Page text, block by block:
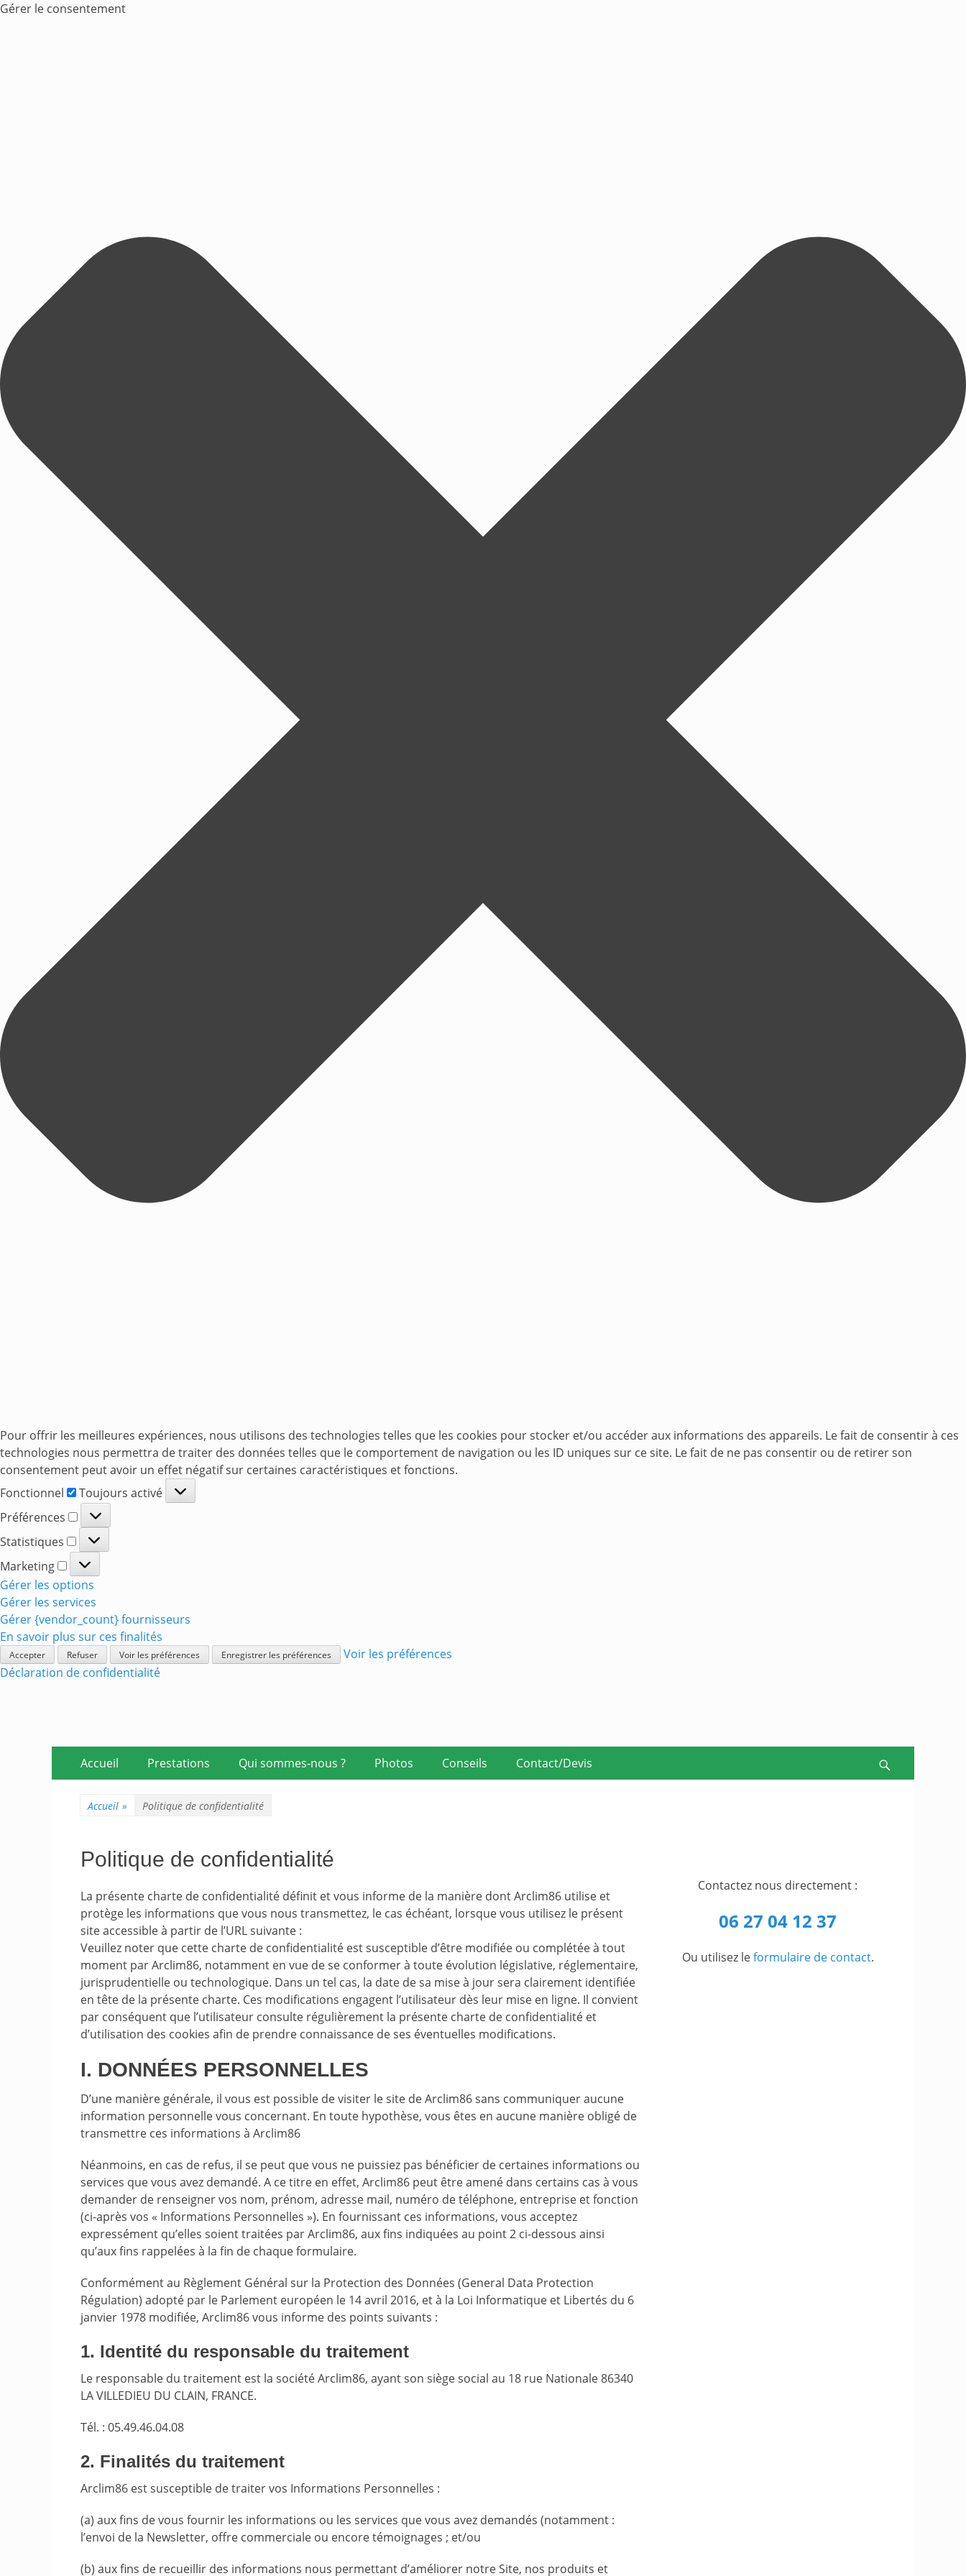
Gérer le consentement
Pour offrir les meilleures expériences, nous utilisons des technologies telles que les cookies pour stocker et/ou accéder aux informations des appareils. Le fait de consentir à ces
technologies nous permettra de traiter des données telles que le comportement de navigation ou les ID uniques sur ce site. Le fait de ne pas consentir ou de retirer son
consentement peut avoir un effet négatif sur certaines caractéristiques et fonctions.
Fonctionnel
Fonctionnel
Toujours activé
Préférences
Préférences
Statistiques
Statistiques
Marketing
Marketing
Gérer les options
Gérer les services
Gérer {vendor_count} fournisseurs
En savoir plus sur ces finalités
Accepter Refuser Voir les préférences Enregistrer les préférences
Voir les préférences
Déclaration de confidentialité
Premier menu
Accueil Prestations Qui sommes-nous ? Photos Conseils Contact/Devis
Accueil » Politique de confidentialité
Politique de confidentialité
La présente charte de confidentialité définit et vous informe de la manière dont Arclim86 utilise et
protège les informations que vous nous transmettez, le cas échéant, lorsque vous utilisez le présent
site accessible à partir de l’URL suivante :
Veuillez noter que cette charte de confidentialité est susceptible d’être modifiée ou complétée à tout
moment par Arclim86, notamment en vue de se conformer à toute évolution législative, réglementaire,
jurisprudentielle ou technologique. Dans un tel cas, la date de sa mise à jour sera clairement identifiée
en tête de la présente charte. Ces modifications engagent l’utilisateur dès leur mise en ligne. Il convient
par conséquent que l’utilisateur consulte régulièrement la présente charte de confidentialité et
d’utilisation des cookies afin de prendre connaissance de ses éventuelles modifications.
I. DONNÉES PERSONNELLES
D’une manière générale, il vous est possible de visiter le site de Arclim86 sans communiquer aucune
information personnelle vous concernant. En toute hypothèse, vous êtes en aucune manière obligé de
transmettre ces informations à Arclim86
Néanmoins, en cas de refus, il se peut que vous ne puissiez pas bénéficier de certaines informations ou
services que vous avez demandé. A ce titre en effet, Arclim86 peut être amené dans certains cas à vous
demander de renseigner vos nom, prénom, adresse mail, numéro de téléphone, entreprise et fonction
(ci-après vos « Informations Personnelles »). En fournissant ces informations, vous acceptez
expressément qu’elles soient traitées par Arclim86, aux fins indiquées au point 2 ci-dessous ainsi
qu’aux fins rappelées à la fin de chaque formulaire.
Conformément au Règlement Général sur la Protection des Données (General Data Protection
Régulation) adopté par le Parlement européen le 14 avril 2016, et à la Loi Informatique et Libertés du 6
janvier 1978 modifiée, Arclim86 vous informe des points suivants :
1. Identité du responsable du traitement
Le responsable du traitement est la société Arclim86, ayant son siège social au 18 rue Nationale 86340
LA VILLEDIEU DU CLAIN, FRANCE.
Tél. : 05.49.46.04.08
2. Finalités du traitement
Arclim86 est susceptible de traiter vos Informations Personnelles :
(a) aux fins de vous fournir les informations ou les services que vous avez demandés (notamment :
l’envoi de la Newsletter, offre commerciale ou encore témoignages ; et/ou
(b) aux fins de recueillir des informations nous permettant d’améliorer notre Site, nos produits et
Contactez nous directement :
06 27 04 12 37
Ou utilisez leformulaire de contact.